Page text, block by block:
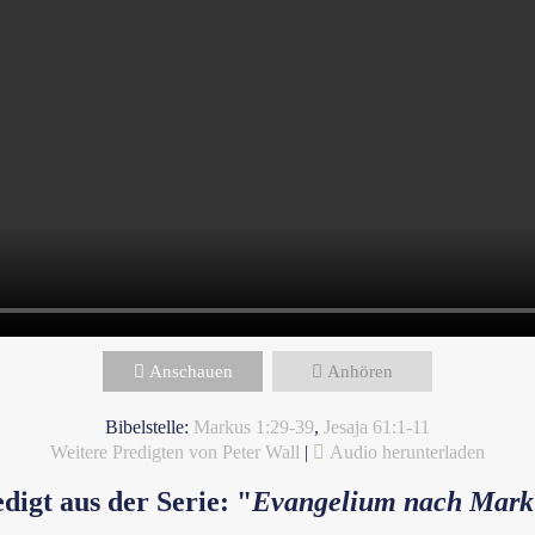
Anschauen Anhören
Bibelstelle: Markus 1:29-39, Jesaja 61:1-11
Weitere Predigten von Peter Wall | Audio herunterladen
aus der Serie: "Evangelium nach